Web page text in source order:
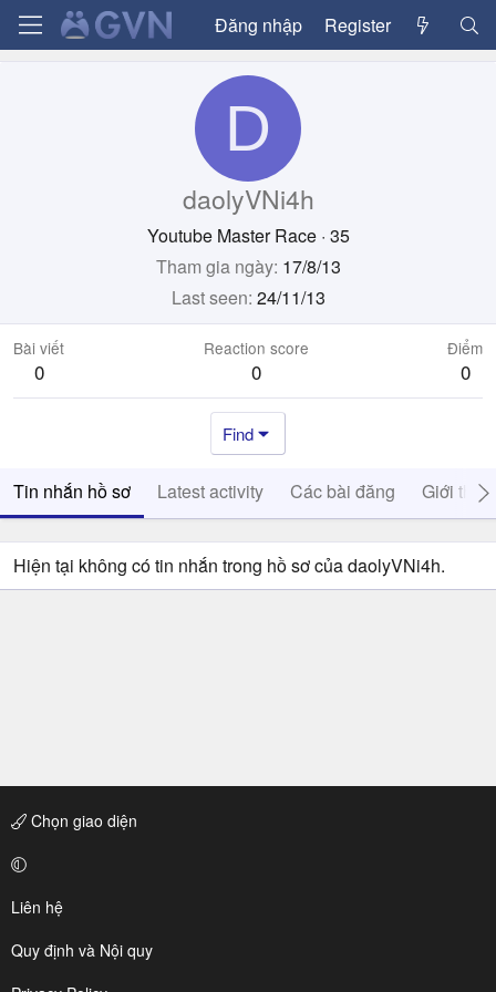
Đăng nhập Register
D
daolyVNi4h
Youtube Master Race · 35
Tham gia ngày 17/8/13
Last seen 24/11/13
Bài viết
0
Reaction score
0
Điểm
0
Find
Tin nhắn hồ sơ Latest activity Các bài đăng Giới thiệu
Hiện tại không có tin nhắn trong hồ sơ của daolyVNi4h.
Chọn giao diện
Liên hệ
Quy định và Nội quy